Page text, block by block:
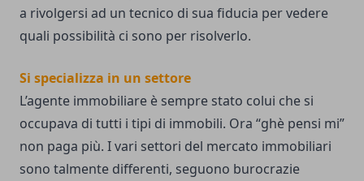
a rivolgersi ad un tecnico di sua fiducia per vedere
quali possibilità ci sono per risolverlo.
Si specializza in un settore
L’agente immobiliare è sempre stato colui che si
occupava di tutti i tipi di immobili. Ora “ghè pensi mi”
non paga più. I vari settori del mercato immobiliari
sono talmente differenti, seguono burocrazie